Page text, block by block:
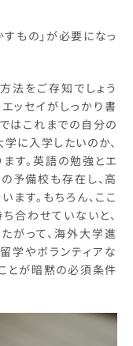
もの」が必要になっ
法をご存知でしょう
ッセイがしっかり書
はこれまでの自分の
に入学したいのか、
す。英語の勉強とエ
予備校も存在し、高
す。もちろん、ここ
合わせていないと、
がって、海外大学進
学やボランティアな
とが暗黙の必須条件